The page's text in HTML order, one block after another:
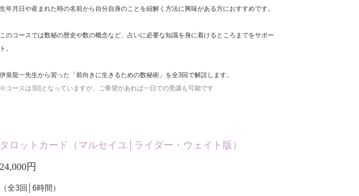
生年月日や産まれた時の名前から自分自身のことを紐解く方法に興味がある方におすすめです。
このコースでは数秘の歴史や数の概念など、占いに必要な知識を身に着けるところまでをサポー
ト。
伊泉龍一先生から習った「前向きに生きるための数秘術」を全3回で解説します。
※コースは3回となっていますが、ご希望があれば一日での受講も可能です
タロットカード（マルセイユ│ライダー・ウェイト版）
24,000円
（全3回│6時間）